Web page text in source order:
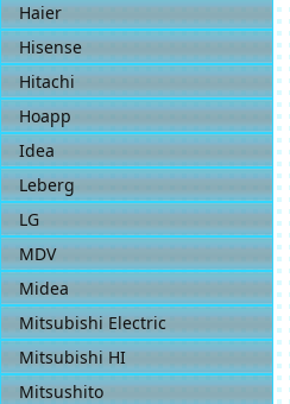
Haier
Hisense
Hitachi
Hoapp
Idea
Leberg
LG
MDV
Midea
Mitsubishi Electric
Mitsubishi HI
Mitsushito